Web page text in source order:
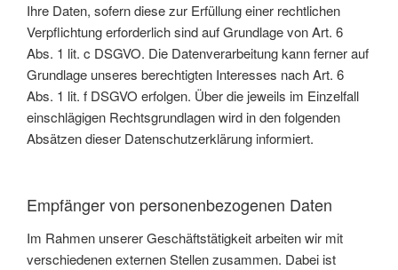
Ihre Daten, sofern diese zur Erfüllung einer rechtlichen
Verpflichtung erforderlich sind auf Grundlage von Art. 6
Abs. 1 lit. c DSGVO. Die Datenverarbeitung kann ferner auf
Grundlage unseres berechtigten Interesses nach Art. 6
Abs. 1 lit. f DSGVO erfolgen. Über die jeweils im Einzelfall
einschlägigen Rechtsgrundlagen wird in den folgenden
Absätzen dieser Datenschutzerklärung informiert.
Empfänger von personenbezogenen Daten
Im Rahmen unserer Geschäftstätigkeit arbeiten wir mit
verschiedenen externen Stellen zusammen. Dabei ist